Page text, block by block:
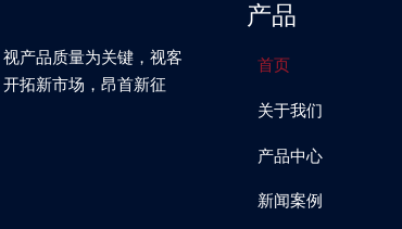
产品质量为关键，视客
拓新市场，昂首新征
产品
首页
关于我们
产品中心
新闻案例